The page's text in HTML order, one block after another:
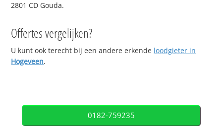
2801 CD Gouda.
Offertes vergelijken?
U kunt ook terecht bij een andere erkende loodgieter in
Hogeveen.
0182-759235